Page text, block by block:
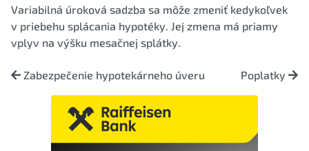
Variabilná úroková sadzba sa môže zmeniť kedykoľvek
v priebehu splácania hypotéky. Jej zmena má priamy
vplyv na výšku mesačnej splátky.
Zabezpečenie hypotekárneho úveru Poplatky